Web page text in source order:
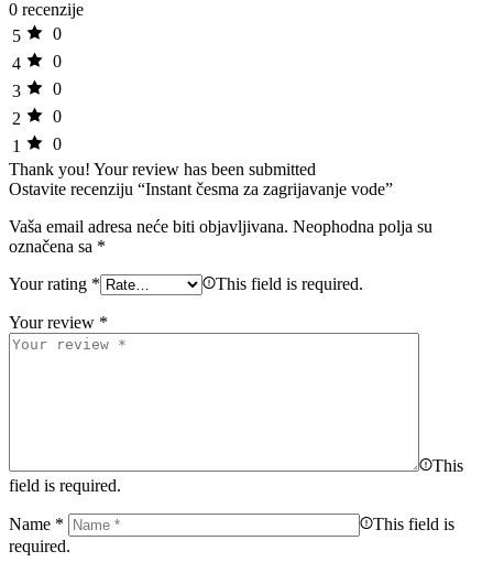
0 recenzije
5
0
4
0
3
0
2
0
1
0
Thank you! Your review has been submitted
Ostavite recenziju “Instant česma za zagrijavanje vode”
Vaša email adresa neće biti objavljivana. Neophodna polja su
označena sa *
Your rating * This field is required.
Your review *
This
field is required.
Name *
This field is
required.